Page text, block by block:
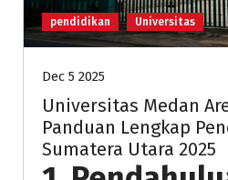
pendidikan Universitas
Dec 5 2025
Universitas Medan
Panduan Lengkap
Sumatera Utara 2025